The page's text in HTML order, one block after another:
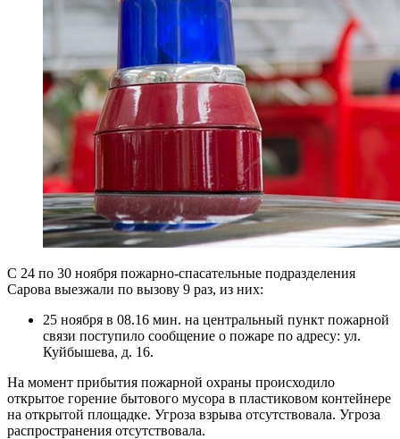
С 24 по 30 ноября пожарно-спасательные подразделения
Сарова выезжали по вызову 9 раз, из них:
25 ноября в 08.16 мин. на центральный пункт пожарной
связи поступило сообщение о пожаре по адресу: ул.
Куйбышева, д. 16.
На момент прибытия пожарной охраны происходило
открытое горение бытового мусора в пластиковом контейнере
на открытой площадке. Угроза взрыва отсутствовала. Угроза
распространения отсутствовала.